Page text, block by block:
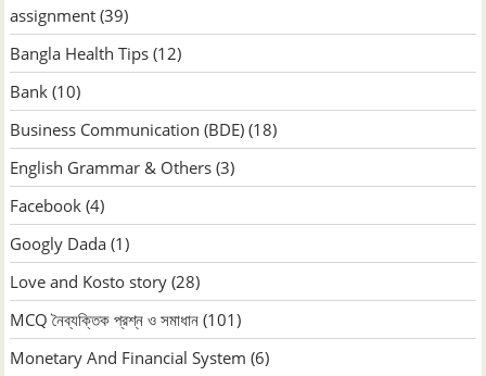
assignment (39)
Bangla Health Tips (12)
Bank (10)
Business Communication (BDE) (18)
English Grammar & Others (3)
Facebook (4)
Googly Dada (1)
Love and Kosto story (28)
MCQ নৈব্যক্তিক প্রশ্ন ও সমাধান (101)
Monetary And Financial System (6)